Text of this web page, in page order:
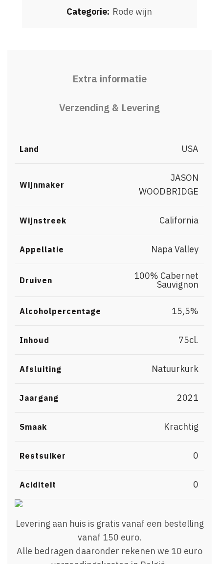
Categorie: Rode wijn
Extra informatie
Verzending & Levering
Land USA
Wijnmaker
JASON
WOODBRIDGE
Wijnstreek California
Appellatie Napa Valley
Druiven 100% Cabernet
Sauvignon
Alcoholpercentage 15,5%
Inhoud 75cl.
Afsluiting Natuurkurk
Jaargang 2021
Smaak Krachtig
Restsuiker 0
Aciditeit 0
Levering aan huis is gratis vanaf een bestelling
vanaf 150 euro.
Alle bedragen daaronder rekenen we 10 euro